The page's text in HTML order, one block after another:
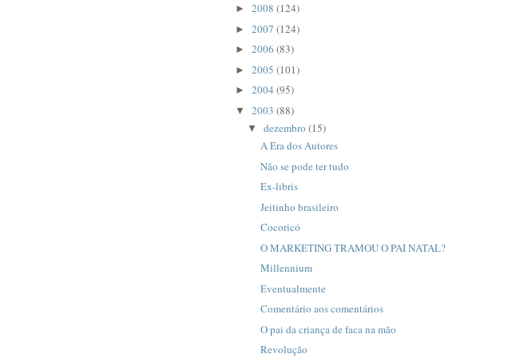
► 2008 (124)
► 2007 (124)
► 2006 (83)
► 2005 (101)
► 2004 (95)
▼ 2003 (88)
▼dezembro(15)
A Era dos Autores
Não se pode ter tudo
Ex-libris
Jeitinho brasileiro
Cocoricó
O MARKETING TRAMOU O PAI NATAL?
Millennium
Eventualmente
Comentário aos comentários
O pai da criança de faca na mão
Revolução